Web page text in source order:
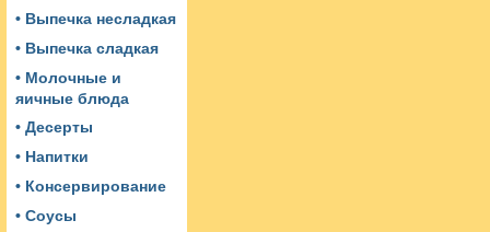
• Выпечка несладкая
• Выпечка сладкая
• Молочные и
яичные блюда
• Десерты
• Напитки
• Консервирование
• Соусы